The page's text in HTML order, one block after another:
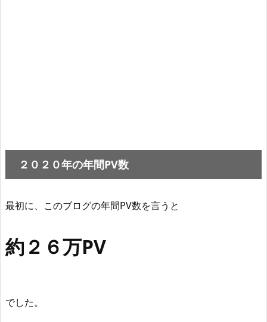
２０２０年の年間PV数
最初に、このブログの年間PV数を言うと
約２６万PV
でした。